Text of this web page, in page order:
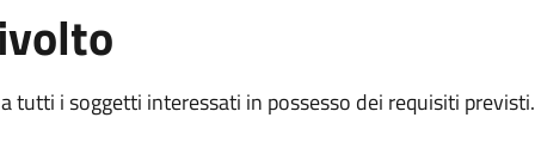
tutti i soggetti interessati in possesso dei requisiti previsti.